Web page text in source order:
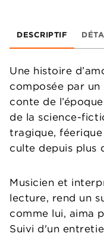
DESCRIPTIF
Une histoire
composée par
conte de
de la science-
tragique,
culte depuis plus
Musicien et
lecture, rend un
comme lui, aima
Suivi d'un